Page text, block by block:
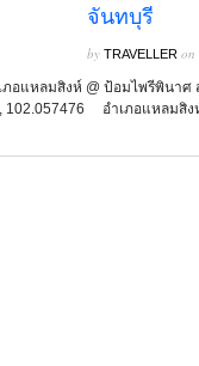
จันทบุรี
by TRAVELLER on
อแหลมสิงห์ @ ป้อมไพรีพินา
102.057476 อำเภอแหลมสิง